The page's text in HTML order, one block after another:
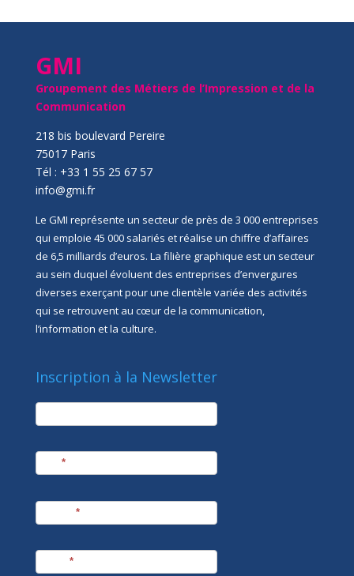
GMI
Groupement des Métiers de l’Impression et de la
Communication
218 bis boulevard Pereire
75017 Paris
Tél : +33 1 55 25 67 57
info@gmi.fr
Le GMI représente un secteur de près de 3 000 entreprises
qui emploie 45 000 salariés et réalise un chiffre d’affaires
de 6,5 milliards d’euros. La filière graphique est un secteur
au sein duquel évoluent des entreprises d’envergures
diverses exerçant pour une clientèle variée des activités
qui se retrouvent au cœur de la communication,
l’information et la culture.
Inscription à la Newsletter
newsletter
*
*
*